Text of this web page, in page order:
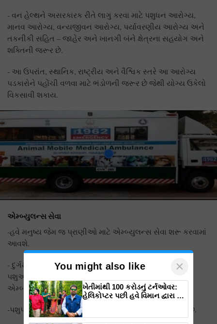
- વન હેલ્થને અસરકારક રીતે લાગુ કરવા માટે પશુધન આરોગ્ય,
માનવ આરોગ્ય, વન્યજીવન આરોગ્ય, પર્યાવરણીય આરોગ્ય અને
તકનીકી સહિત – જાહેર અને ખાનગી બંને ક્ષેત્રના સહયોગ અને
શક્તિની જરૂર છે.
- આ ઉપરાંત, સ્થાનિક, રાષ્ટ્રીય અને વૈશ્વિક સ્તરે આ આરોગ્ય
પડકારોને પહોંચી વળવા માટે ભંડોળની જરૂર છે જેથી યોગ્ય ઉકેલો
વિકસાવી શકાય.
એમ્બ્યુલન્સ સેવા
-હવે મનુષ્ય જેમ જ પ્રાણીઓ માટે એમ્બ્યુલન્સ સેવા શરૂ કરવામાં
આવશે.
- દુર્ગમ ગામો અને દુર્ગમ વિસ્તારોમાં હવે પશુપાલકોને તેમના
પશુઓની સારવાર માટે ભટકવું નહીં પડે. તેમના માટે પણ
એમ્બ્યુલન્સ સેવા શરૂ કરવામાં આવશે.
-પશુપાલન અને ડેરી ક્ષેત્રના વિકાસ માટે આ એક મોટું પગલું છે.
You might also like ×
ખેતીમાંથી 100 કરોડનું ટર્નઓવર:
હેલિકોપ્ટર પછી હવે વિમાન દ્વારા કૃષિ